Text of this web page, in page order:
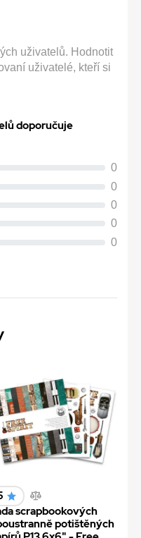
uživatelů. Hodnotit
uživatelé, kteří si
doporučuje
0
0
0
0
0
scrapbookových
potištěných